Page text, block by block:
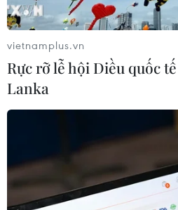
vietnamplus.vn
Rực rỡ lễ hội Diều quốc
Lanka